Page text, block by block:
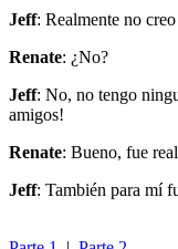
Jeff: Realmente no
Renate: ¿No?
Jeff: No, no tengo
amigos!
Renate: Bueno, fue
Jeff: También para mí